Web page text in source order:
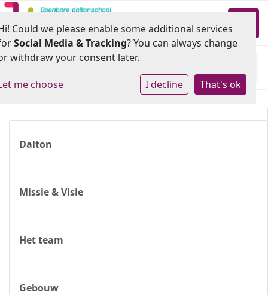
Dalton
Missie & Visie
Het team
Gebouw
Could we please enable some additional services
Social Media & Tracking? You can always change
withdraw your consent later.
me choose I decline That's ok